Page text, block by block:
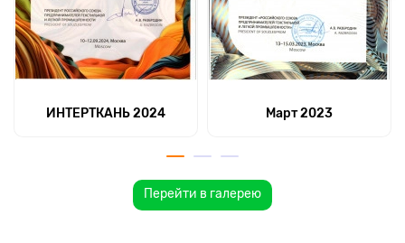
ИНТЕРТКАНЬ 2024 Март 2023
Перейти в галерею